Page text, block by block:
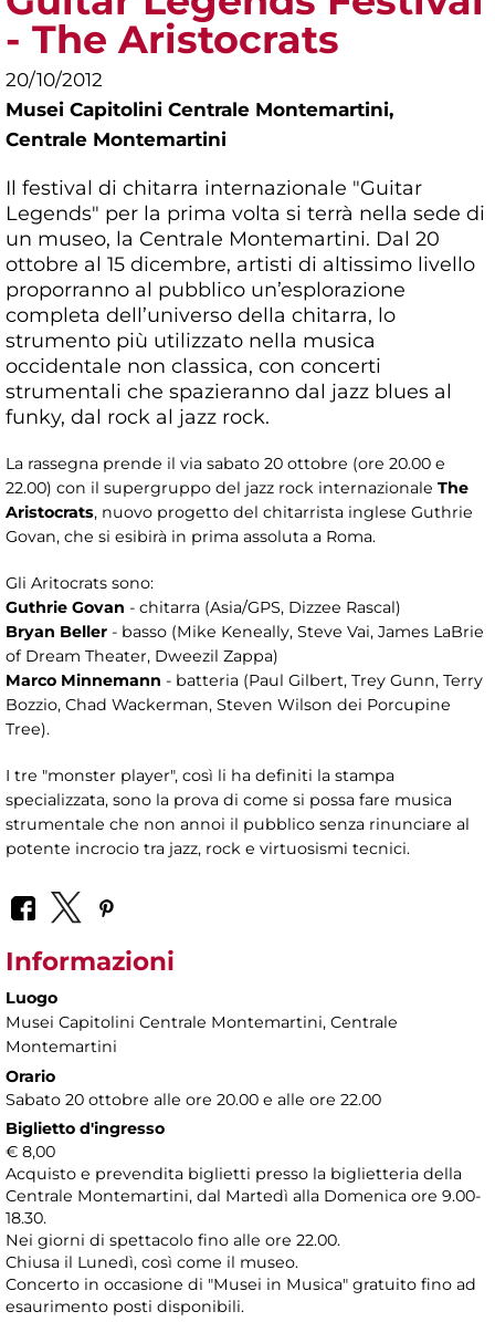
- The Aristocrats
20/10/2012
Musei Capitolini Centrale Montemartini,
Centrale Montemartini
Il festival di chitarra internazionale "Guitar
Legends" per la prima volta si terrà nella sede di
un museo, la Centrale Montemartini. Dal 20
ottobre al 15 dicembre, artisti di altissimo livello
proporranno al pubblico un’esplorazione
completa dell’universo della chitarra, lo
strumento più utilizzato nella musica
occidentale non classica, con concerti
strumentali che spazieranno dal jazz blues al
funky, dal rock al jazz rock.
La rassegna prende il via sabato 20 ottobre (ore 20.00 e
22.00) con il supergruppo del jazz rock internazionale The
Aristocrats, nuovo progetto del chitarrista inglese Guthrie
Govan, che si esibirà in prima assoluta a Roma.
Gli Aritocrats sono:
Guthrie Govan - chitarra (Asia/GPS, Dizzee Rascal)
Bryan Beller - basso (Mike Keneally, Steve Vai, James LaBrie
of Dream Theater, Dweezil Zappa)
Marco Minnemann - batteria (Paul Gilbert, Trey Gunn, Terry
Bozzio, Chad Wackerman, Steven Wilson dei Porcupine
Tree).
I tre "monster player", così li ha definiti la stampa
specializzata, sono la prova di come si possa fare musica
strumentale che non annoi il pubblico senza rinunciare al
potente incrocio tra jazz, rock e virtuosismi tecnici.
Informazioni
Luogo
Musei Capitolini Centrale Montemartini, Centrale
Montemartini
Orario
Sabato 20 ottobre alle ore 20.00 e alle ore 22.00
Biglietto d'ingresso
€ 8,00
Acquisto e prevendita biglietti presso la biglietteria della
Centrale Montemartini, dal Martedì alla Domenica ore 9.00-
18.30.
Nei giorni di spettacolo fino alle ore 22.00.
Chiusa il Lunedì, così come il museo.
Concerto in occasione di "Musei in Musica" gratuito fino ad
esaurimento posti disponibili.